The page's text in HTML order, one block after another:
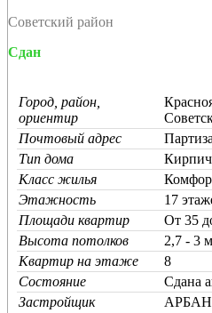
Советский район
Сдан
Город, район,
ориентир
Почтовый адрес
Тип дома
Класс жилья
Этажность
17
Площади квартир
От 35
Высота потолков
2,7 - 3 м
Квартир на этаже
8
Состояние
Cдана
Застройщик
АРБАН